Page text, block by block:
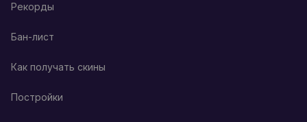
Рекорды
Бан-лист
Как получать скины
Постройки